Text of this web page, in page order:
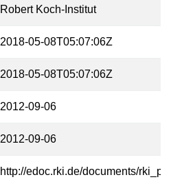
Robert Koch-Institut
2018-05-08T05:07:06Z
2018-05-08T05:07:06Z
2012-09-06
2012-09-06
http://edoc.rki.de/documents/